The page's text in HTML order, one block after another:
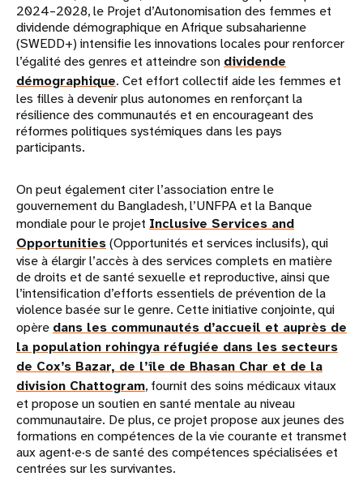
2024–2028, le Projet d’Autonomisation des femmes et
dividende démographique en Afrique subsaharienne
(SWEDD+) intensifie les innovations locales pour renforcer
l’égalité des genres et atteindre son dividende
démographique. Cet effort collectif aide les femmes et
les filles à devenir plus autonomes en renforçant la
résilience des communautés et en encourageant des
réformes politiques systémiques dans les pays
participants.
On peut également citer l’association entre le
gouvernement du Bangladesh, l’UNFPA et la Banque
mondiale pour le projet Inclusive Services and
Opportunities(Opportunités et services inclusifs), qui
vise à élargir l’accès à des services complets en matière
de droits et de santé sexuelle et reproductive, ainsi que
l’intensification d’efforts essentiels de prévention de la
violence basée sur le genre. Cette initiative conjointe, qui
opère dans les communautés d’accueil et auprès de
la population rohingya réfugiée dans les secteurs
de Cox’s Bazar, de l’île de Bhasan Char et de la
division Chattogram, fournit des soins médicaux vitaux
et propose un soutien en santé mentale au niveau
communautaire. De plus, ce projet propose aux jeunes des
formations en compétences de la vie courante et transmet
aux agent·e·s de santé des compétences spécialisées et
centrées sur les survivantes.